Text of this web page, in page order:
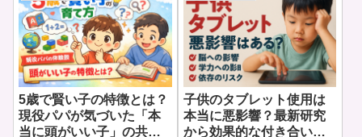
5歳で賢い子の特徴とは？
現役パパが気づいた「本
当に頭がいい子」の共通
子供のタブレット使用は
本当に悪影響？最新研究
から効果的な付き合い方